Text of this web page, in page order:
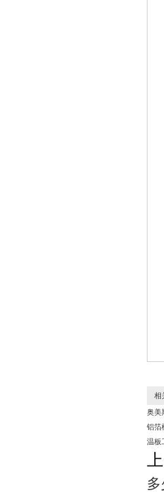
相
奥美
铝箔
温板